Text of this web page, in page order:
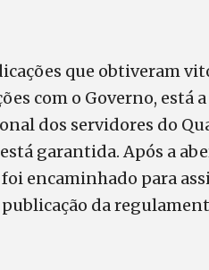
que obtiveram
com o Governo, está
dos servidores do
garantida. Após a
encaminhado para
da